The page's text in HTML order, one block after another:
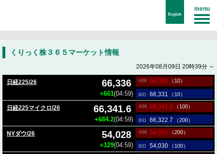
English
くりっく株３６５マーケット情報
2026年08月09日 20時39分 ～
日経225/26 66,336
+661(04:59)
ASK 66,334 （10）
BID 66,331 （10）
日経225マイクロ/26 66,341.6
+684.2(04:59)
ASK 66,341.0 （100）
BID 66,322.7 （200）
NYダウ/26 54,028
+129(04:59)
ASK 54,035 （200）
BID 54,030 （100）
menu